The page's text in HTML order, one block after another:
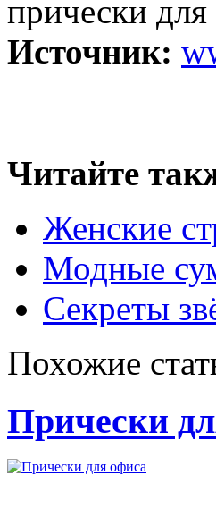
прически
Источник:
Читайте
Женские
Модные
Секреты
Похожие
Прически